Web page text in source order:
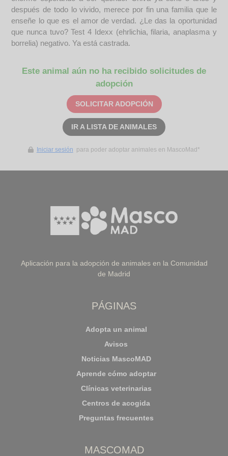
después de todo lo vivido, merece por fin una familia que le
enseñe lo que es el amor de verdad. ¿Le das la oportunidad
que nunca tuvo? Test 4 Idexx (ehrlichia, filaria, anaplasma y
borrelia) negativo. Ya está castrada.
Este animal aún no ha recibido solicitudes de
adopción
SOLICITAR ADOPCIÓN
IR A LISTA DE ANIMALES
Iniciar sesión para poder adoptar animales en MascoMad*
Aplicación para la adopción de animales en la Comunidad
de Madrid
PÁGINAS
Adopta un animal
Avisos
Noticias MascoMAD
Aprende cómo adoptar
Clínicas veterinarias
Centros de acogida
Preguntas frecuentes
MASCOMAD